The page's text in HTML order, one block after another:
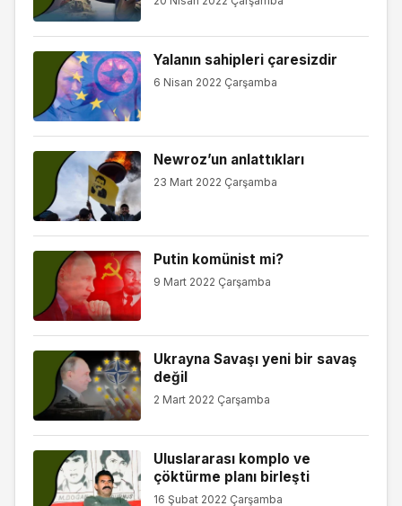
Yalanın sahipleri çaresizdir
6 Nisan 2022 Çarşamba
Newroz’un anlattıkları
23 Mart 2022 Çarşamba
Putin komünist mi?
9 Mart 2022 Çarşamba
Ukrayna Savaşı yeni bir savaş
değil
2 Mart 2022 Çarşamba
Uluslararası komplo ve
çöktürme planı birleşti
16 Şubat 2022 Çarşamba